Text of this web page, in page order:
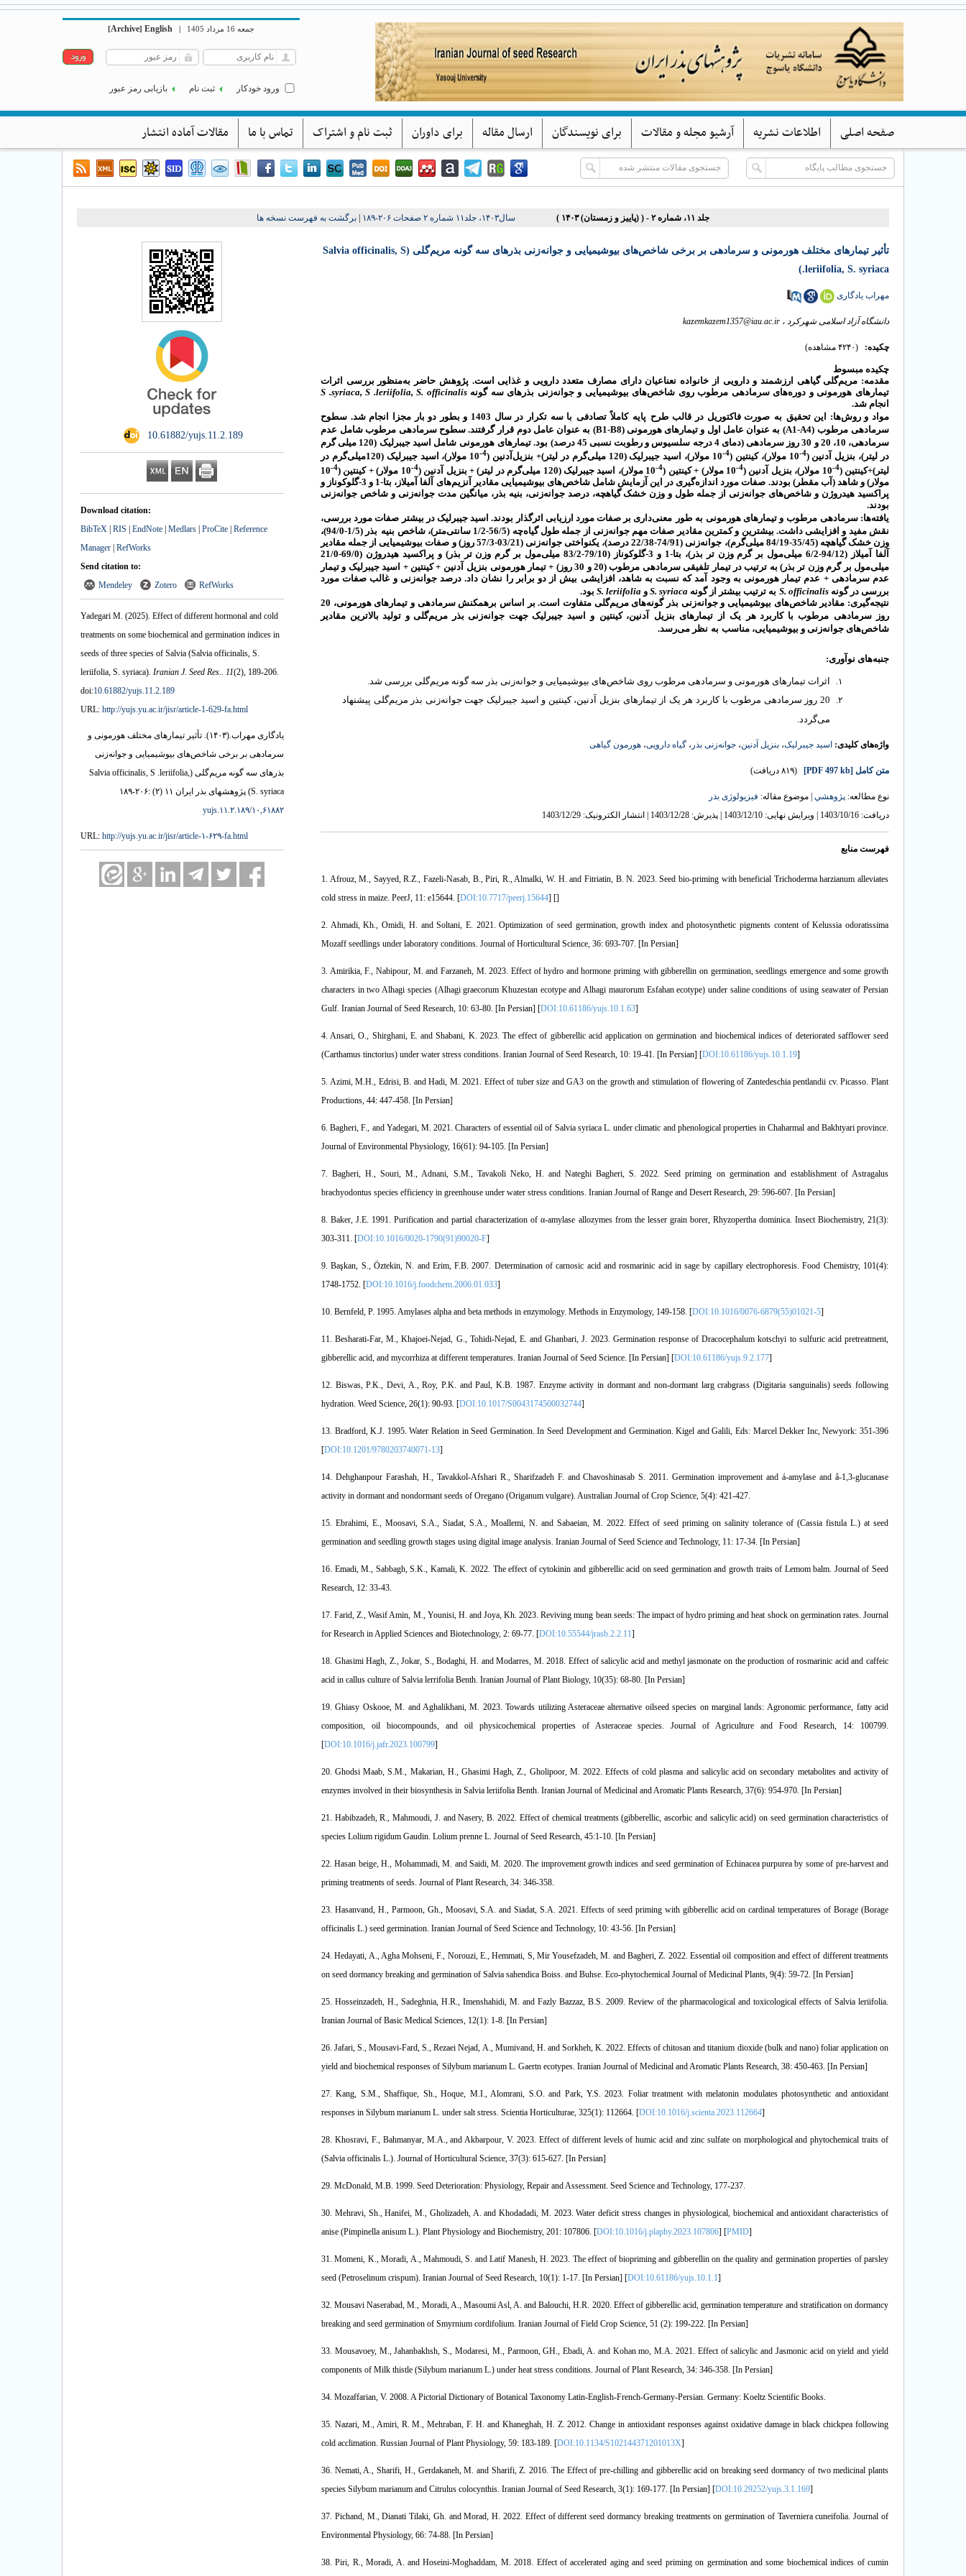
پژوهشهای بذر ایران
دانشگاه یاسوج
جمعه 16 مرداد 1405 |
English
[Archive]
ورود خودکار ثبت نام بازیابی رمز عبور
صفحه اصلی اطلاعات نشریه آرشیو مجله و مقالات برای نویسندگان ارسال مقاله برای داوران ثبت نام و اشتراک تماس با ما مقالات آماده انتشار
جلد ۱۱، شماره ۲ - ( (پاییز و زمستان) ۱۴۰۳ ) سال۱۴۰۳، جلد۱۱ شماره ۲ صفحات ۲۰۶-۱۸۹ برگشت به فهرست نسخه ها
‎ 10.61882/yujs.11.2.189
Download citation:
BibTeX | RIS | EndNote | Medlars | ProCite | Reference
Manager | RefWorks
Send citation to:
Mendeley
Zotero RefWorks
Yadegari M. (2025). Effect of different hormonal and cold
treatments on some biochemical and germination indices in
seeds of three species of Salvia (Salvia officinalis, S.
leriifolia, S. syriaca). Iranian J. Seed Res. 11(2) , 189-206.
doi:10.61882/yujs.11.2.189
URL: http://yujs.yu.ac.ir/jisr/article-1-629-fa.html
یادگاری مهراب.(۱۴۰۳).
تأثیر تیمارهای مختلف هورمونی و
سرمادهی بر برخی شاخص‌های بیوشیمیایی و جوانه‌زنی
بذرهای سه گونه مریم‌گلی (Salvia officinalis, S .leriifolia,
S. syriaca) پژوهشهای بذر ایران ۱۱ (۲) :۲۰۶-۱۸۹
۱۰,۶۱۸۸۲/yujs.۱۱.۲.۱۸۹
URL: http://yujs.yu.ac.ir/jisr/article-۱-۶۲۹-fa.html
تأثیر تیمارهای مختلف هورمونی و سرمادهی بر برخی شاخص‌های بیوشیمیایی و جوانه‌زنی بذرهای سه گونه مریم‌گلی (Salvia officinalis, S
.leriifolia, S. syriaca)
مهراب یادگاری
دانشگاه آزاد اسلامی شهرکرد ، kazemkazem1357@iau.ac.ir
چکیده: (۴۲۴۰ مشاهده)
چکیده مبسوط
مقدمه: مریم‌گلی گیاهی ارزشمند و دارویی از خانواده نعناعیان دارای مصارف متعدد دارویی و غذایی است. پژوهش حاضر به‌منظور بررسی اثرات
تیمار‌های هورمونی و دوره‌های سرمادهی مرطوب روی شاخص‌های بیوشیمیایی و جوانه‌زنی بذرهای سه گونهS .syriaca, S .leriifolia, S. officinalis
انجام شد.
مواد و روش‌ها: این تحقیق به صورتفاکتوریل در قالب طرح پایه کاملاً تصادفی با سه تکرار در سال 1403 و بطور دو بار مجزا انجام شد. سطوح
سرمادهی مرطوب (
A1-A4) به عنوان عامل اول و تیمارهای هورمونی (B1-B8
) به عنوان عامل دوم قرار گرفتند. سطوح سرمادهی مرطوب شامل عدم
سرمادهی، 10، 20 و 30 روز سرمادهی (دمای 4 درجه سلسیوس
و رطوبت نسبی 45 درصد ) بود. تیمارهای هورمونی
شامل اسید جیبرلیک (120 میلی گرم
در لیتر)، بنزیل آدنین (4- 10 مولار)، کینتین ( 4- 10 مولار)، اسید جیبرلیک (120 میلی‌گرم در لیتر)+ بنزیل‌آدنین ( 4-
10 مولار)، اسید جیبرلیک (120میلی‌گرم در
لیتر)+کینتین (4- 10 مولار)، بنزیل آدنین ( 4- 10 مولار) + کینتین ( 4- 10 مولار)، اسید جیبرلیک (120 میلی‌گرم در لیتر) + بنزیل آدنین ( 4- 10 مولار) + کینتین ( 4-
10
مولار) و شاهد (آب مقطر) بودند. صفات مورد اندازه‌گیری در این آزمایش شامل
شاخص‌های بیوشیمیایی مقادیر آنزیم‌های آلفا آمیلاز، بتا-1 و 3-گلوکوناز و
پراکسید هیدروژن و شاخص‌های جوانه‌زنی از جمله طول و وزن خشک گیاهچه،درصد جوانه‌زنی، بنیه بذر، میانگین مدت جوانه‌زنی و شاخص جوانه‌زنی
بودند.
یافته‌ها: سرمادهی مرطوب و تیمارهای هورمونی به طور معنی‌داری بر صفات مورد ارزیابی اثرگذار بودند. اسید جیبرلیک در بیشتر صفات مورد بررسی،
نقش مفید و افزایشی داشت. بیشترین و کمترین مقادیر صفات مهم جوانه‌زنی از جمله طول گیاه‌چه (56/5-1/2 سانتی‌متر)، شاخص
بنیه
بذر (1/5-94/0)،
وزن خشک گیاهچه (35/45-84/19 میلی‌گرم)، جوانه‌زنی (74/91-22/38 درصد)، یکنواختی جوانه‌زنی (03/21-57/3 روز) و صفات بیوشیمیایی از جمله مقادیر
آلفا آمیلاز (94/12-6/2 میلی‌مول بر گرم وزن تر بذر)، بتا-1 و 3-گلوکوناز (79/10-83/2 میلی‌مول بر گرم وزن تر بذر) و پراکسید هیدروژن (69/0-21/0
میلی‌مول بر گرم وزن تر بذر) به ترتیب در تیمار تلفیقی سرمادهی مرطوب (20
و 30 روز) + تیمار هورمونی بنزیل آدنین + کینتین + اسید جیبرلیک و تیمار
عدم سرمادهی + عدم تیمار هورمونی به وجود آمد که نسبت به شاهد، افزایشی بیش از دو برابر را نشان داد.درصد جوانه‌زنی و غالب صفات مورد
بررسی در گونه S. officinalis به ترتیب بیشتر از گونه S. syriaca و S. leriifolia بود.
نتیجه‌گیری: مقادیر شاخص‌های بیوشیمیایی و جوانه‌زنی
بذر گونه‌های مریم‌گلی متفاوت است. بر اساس برهمکنش سرمادهی و تیمارهای هورمونی، 20
روز
سرمادهی مرطوب با کاربرد هر یک از تیمارهای بنزیل آدنین، کینتین و
اسید جیبرلیک جهت جوانه‌زنی بذر مریم‌گلی و تولید بالاترین مقادیر
شاخص‌های جوانه‌زنی و بیوشیمیایی، مناسب به نظر می‌رسد.
جنبه‌های نوآوری:
اثرات تیمار های هورمونی و سرمادهی مرطوب روی شاخص‌های بیوشیمیایی و جوانه‌زنی بذر سه گونه مریم‌گلی بررسی شد
20 روز سرمادهی مرطوب با کاربرد هر یک از تیمارهای بنزیل آدنین، کینتین و اسید جیبرلیک جهت جوانه‌زنی بذر مریم‌گلی پیشنهاد
می‌گردد.
واژه‌های کلیدی: اسید جیبرلیک، بنزیل آدنین، جوانه‌زنی بذر ، گیاه دارویی، هورمون گیاهی
متن کامل [PDF 497 kb] (۸۱۹ دریافت)
نوع مطالعه: پژوهشي | موضوع مقاله: فیزیولوژی بذر
دریافت: 1403/10/16 | ویرایش نهایی: 1403/12/10 | پذیرش: 1403/12/28 | انتشار الکترونیک: 1403/12/29
فهرست منابع
1. Afrouz, M., Sayyed, R.Z., Fazeli-Nasab, B., Piri, R., Almalki, W. H. and Fitriatin, B. N. 2023. Seed bio-priming with beneficial Trichoderma harzianum alleviates
cold stress in maize. PeerJ, 11: e15644. [DOI:10.7717/peerj.15644] []
2. Ahmadi, Kh., Omidi, H. and Soltani, E. 2021. Optimization of seed germination, growth index and photosynthetic pigments content of Kelussia odoratissima
Mozaff seedlings under laboratory conditions. Journal of Horticultural Science, 36: 693-707. [In Persian]
3. Amirikia, F., Nabipour, M. and Farzaneh, M. 2023. Effect of hydro and hormone priming with gibberellin on germination, seedlings emergence and some growth
characters in two Alhagi species (Alhagi graecorum Khuzestan ecotype and Alhagi maurorum Esfahan ecotype) under saline conditions of using seawater of Persian
Gulf. Iranian Journal of Seed Research, 10: 63-80. [In Persian] [DOI:10.61186/yujs.10.1.63]
4. Ansari, O., Shirghani, E. and Shabani, K. 2023. The effect of gibberellic acid application on germination and biochemical indices of deteriorated safflower seed
(Carthamus tinctorius) under water stress conditions. Iranian Journal of Seed Research, 10: 19-41. [In Persian] [DOI:10.61186/yujs.10.1.19]
5. Azimi, M.H., Edrisi, B. and Hadi, M. 2021. Effect of tuber size and GA3 on the growth and stimulation of flowering of Zantedeschia pentlandii cv. Picasso. Plant
Productions, 44: 447-458. [In Persian]
6. Bagheri, F., and Yadegari, M. 2021. Characters of essential oil of Salvia syriaca L. under climatic and phenological properties in Chaharmal and Bakhtyari province.
Journal of Environmental Physiology, 16(61): 94-105. [In Persian]
7. Bagheri, H., Souri, M., Adnani, S.M., Tavakoli Neko, H. and Nateghi Bagheri, S. 2022. Seed priming on germination and establishment of Astragalus
brachyodontus species efficiency in greenhouse under water stress conditions. Iranian Journal of Range and Desert Research, 29: 596-607. [In Persian]
8. Baker, J.E. 1991. Purification and partial characterization of α-amylase allozymes from the lesser grain borer, Rhyzopertha dominica. Insect Biochemistry, 21(3):
303-311. [DOI:10.1016/0020-1790(91)90020-F]
9. Başkan, S., Öztekin, N. and Erim, F.B. 2007. Determination of carnosic acid and rosmarinic acid in sage by capillary electrophoresis. Food Chemistry, 101(4):
1748-1752. [DOI:10.1016/j.foodchem.2006.01.033]
10. Bernfeld, P. 1995. Amylases alpha and beta methods in enzymology. Methods in Enzymology, 149-158. [DOI:10.1016/0076-6879(55)01021-5]
11. Besharati-Far, M., Khajoei-Nejad, G., Tohidi-Nejad, E. and Ghanbari, J. 2023. Germination response of Dracocephalum kotschyi to sulfuric acid pretreatment,
gibberellic acid, and mycorrhiza at different temperatures. Iranian Journal of Seed Science. [In Persian] [DOI:10.61186/yujs.9.2.177]
12. Biswas, P.K., Devi, A., Roy, P.K. and Paul, K.B. 1987. Enzyme activity in dormant and non-dormant larg crabgrass (Digitaria sanguinalis) seeds following
hydration. Weed Science, 26(1): 90-93. [DOI:10.1017/S0043174500032744]
13. Bradford, K.J. 1995. Water Relation in Seed Germination. In Seed Development and Germination. Kigel and Galili, Eds: Marcel Dekker Inc, Newyork: 351-396
[DOI:10.1201/9780203740071-13]
14. Dehghanpour Farashah, H., Tavakkol-Afshari R., Sharifzadeh F. and Chavoshinasab S. 2011. Germination improvement and á-amylase and â-1,3-glucanase
activity in dormant and nondormant seeds of Oregano (Origanum vulgare). Australian Journal of Crop Science, 5(4): 421-427.
15. Ebrahimi, E., Moosavi, S.A., Siadat, S.A., Moallemi, N. and Sabaeian, M. 2022. Effect of seed priming on salinity tolerance of (Cassia fistula L.) at seed
germination and seedling growth stages using digital image analysis. Iranian Journal of Seed Science and Technology, 11: 17-34. [In Persian]
16. Emadi, M., Sabbagh, S.K., Kamali, K. 2022. The effect of cytokinin and gibberellic acid on seed germination and growth traits of Lemom balm. Journal of Seed
Research, 12: 33-43.
17. Farid, Z., Wasif Amin, M., Younisi, H. and Joya, Kh. 2023. Reviving mung bean seeds: The impact of hydro priming and heat shock on germination rates. Journal
for Research in Applied Sciences and Biotechnology, 2: 69-77. [DOI:10.55544/jrasb.2.2.11]
18. Ghasimi Hagh, Z., Jokar, S., Bodaghi, H. and Modarres, M. 2018. Effect of salicylic acid and methyl jasmonate on the production of rosmarinic acid and caffeic
acid in callus culture of Salvia lerrifolia Benth. Iranian Journal of Plant Biology, 10(35): 68-80. [In Persian]
19. Ghiasy Oskooe, M. and Aghalikhani, M. 2023. Towards utilizing Asteraceae alternative oilseed species on marginal lands: Agronomic performance, fatty acid
composition, oil biocompounds, and oil physicochemical properties of Asteraceae species. Journal of Agriculture and Food Research, 14: 100799.
[DOI:10.1016/j.jafr.2023.100799]
20. Ghodsi Maab, S.M., Makarian, H., Ghasimi Hagh, Z., Gholipoor, M. 2022. Effects of cold plasma and salicylic acid on secondary metabolites and activity of
enzymes involved in their biosynthesis in Salvia leriifolia Benth. Iranian Journal of Medicinal and Aromatic Plants Research, 37(6): 954-970. [In Persian]
21. Habibzadeh, R., Mahmoudi, J. and Nasery, B. 2022. Effect of chemical treatments (gibberellic, ascorbic and salicylic acid) on seed germination characteristics of
species Lolium rigidum Gaudin. Lolium prenne L. Journal of Seed Research, 45:1-10. [In Persian]
22. Hasan beige, H., Mohammadi, M. and Saidi, M. 2020. The improvement growth indices and seed germination of Echinacea purpurea by some of pre-harvest and
priming treatments of seeds. Journal of Plant Research, 34: 346-358.
23. Hasanvand, H., Parmoon, Gh., Moosavi, S.A. and Siadat, S.A. 2021. Effects of seed priming with gibberellic acid on cardinal temperatures of Borage (Borage
officinalis L.) seed germination. Iranian Journal of Seed Science and Technology, 10: 43-56. [In Persian]
24. Hedayati, A., Agha Mohseni, F., Norouzi, E., Hemmati, S, Mir Yousefzadeh, M. and Bagheri, Z. 2022. Essential oil composition and effect of different treatments
on seed dormancy breaking and germination of Salvia sahendica Boiss. and Buhse. Eco-phytochemical Journal of Medicinal Plants, 9(4): 59-72. [In Persian]
25. Hosseinzadeh, H., Sadeghnia, H.R., Imenshahidi, M. and Fazly Bazzaz, B.S. 2009. Review of the pharmacological and toxicological effects of Salvia leriifolia.
Iranian Journal of Basic Medical Sciences, 12(1): 1-8. [In Persian]
26. Jafari, S., Mousavi-Fard, S., Rezaei Nejad, A., Mumivand, H. and Sorkheh, K. 2022. Effects of chitosan and titanium dioxide (bulk and nano) foliar application on
yield and biochemical responses of Silybum marianum L. Gaertn ecotypes. Iranian Journal of Medicinal and Aromatic Plants Research, 38: 450-463. [In Persian]
27. Kang, S.M., Shaffique, Sh., Hoque, M.I., Alomrani, S.O. and Park, Y.S. 2023. Foliar treatment with melatonin modulates photosynthetic and antioxidant
responses in Silybum marianum L. under salt stress. Scientia Horticulturae, 325(1): 112664. [DOI:10.1016/j.scienta.2023.112664]
28. Khosravi, F., Bahmanyar, M.A., and Akbarpour, V. 2023. Effect of different levels of humic acid and zinc sulfate on morphological and phytochemical traits of
(Salvia officinalis L.). Journal of Horticultural Science, 37(3): 615-627. [In Persian]
29. McDonald, M.B. 1999. Seed Deterioration: Physiology, Repair and Assessment. Seed Science and Technology, 177-237.
30. Mehravi, Sh., Hanifei, M., Gholizadeh, A. and Khodadadi, M. 2023. Water deficit stress changes in physiological, biochemical and antioxidant characteristics of
anise (Pimpinella anisum L.). Plant Physiology and Biochemistry, 201: 107806. [DOI:10.1016/j.plaphy.2023.107806] [PMID]
31. Momeni, K., Moradi, A., Mahmoudi, S. and Latif Manesh, H. 2023. The effect of biopriming and gibberellin on the quality and germination properties of parsley
seed (Petroselinum crispum). Iranian Journal of Seed Research, 10(1): 1-17. [In Persian] [DOI:10.61186/yujs.10.1.1]
32. Mousavi Naserabad, M., Moradi, A., Masoumi Asl, A. and Balouchi, H.R. 2020. Effect of gibberellic acid, germination temperature and stratification on dormancy
breaking and seed germination of Smyrnium cordifolium. Iranian Journal of Field Crop Science, 51 (2): 199-222. [In Persian]
33. Mousavoey, M., Jahanbakhsh, S., Modaresi, M., Parmoon, GH., Ebadi, A. and Kohan mo, M.A. 2021. Effect of salicylic and Jasmonic acid on yield and yield
components of Milk thistle (Silybum marianum L.) under heat stress conditions. Journal of Plant Research, 34: 346-358. [In Persian]
34. Mozaffarian, V. 2008. A Pictorial Dictionary of Botanical Taxonomy Latin-English-French-Germany-Persian. Germany: Koeltz Scientific Books.
35. Nazari, M., Amiri, R. M., Mehraban, F. H. and Khaneghah, H. Z. 2012. Change in antioxidant responses against oxidative damage in black chickpea following
cold acclimation. Russian Journal of Plant Physiology, 59: 183-189. [DOI:10.1134/S102144371201013X]
36. Nemati, A., Sharifi, H., Gerdakaneh, M. and Sharifi, Z. 2016. The Effect of pre-chilling and gibberellic acid on breaking seed dormancy of two medicinal plants
species Silybum marianum and Citrulus colocynthis. Iranian Journal of Seed Research, 3(1): 169-177. [In Persian] [DOI:10.29252/yujs.3.1.169]
37. Pichand, M., Dianati Tilaki, Gh. and Morad, H. 2022. Effect of different seed dormancy breaking treatments on germination of Taverniera cuneifolia. Journal of
Environmental Physiology, 66: 74-88. [In Persian]
38. Piri, R., Moradi, A. and Hoseini-Moghaddam, M. 2018. Effect of accelerated aging and seed priming on germination and some biochemical indices of cumin